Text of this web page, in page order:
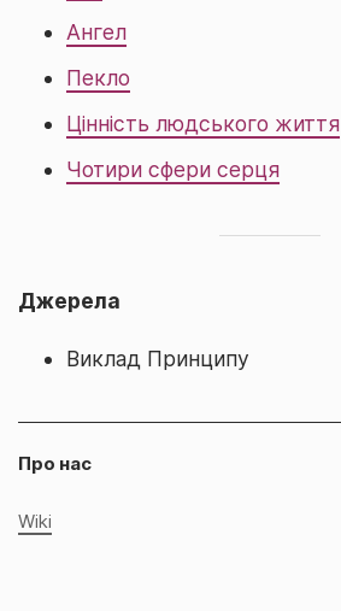
Ангел
Пекло
Цінність людського життя
Чотири сфери серця
Джерела
Виклад Принципу
Про нас
Wiki